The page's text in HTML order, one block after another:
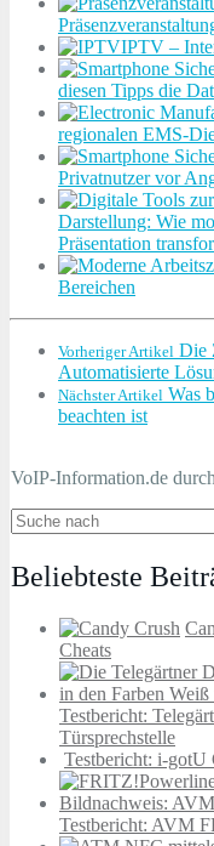
IPTV –
diesen Tipps die
regionalen EMS-
Privatnutzer vor
Darstellung: Wie
Präsentation
Bereichen
Vorheriger Artikel Die
Automatisierte
Nächster Artikel Was
beachten ist
VoIP-Information.de
Beliebteste
Cheats
Testbericht:
Türsprechstelle
Testbericht: i-
Testbericht: AVM